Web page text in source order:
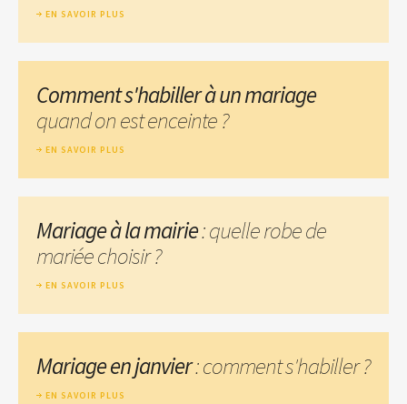
EN SAVOIR PLUS
Comment s'habiller à un mariage
quand on est enceinte ?
EN SAVOIR PLUS
Mariage à la mairie: quelle robe de
mariée choisir ?
EN SAVOIR PLUS
Mariage en janvier: comment s'habiller ?
EN SAVOIR PLUS